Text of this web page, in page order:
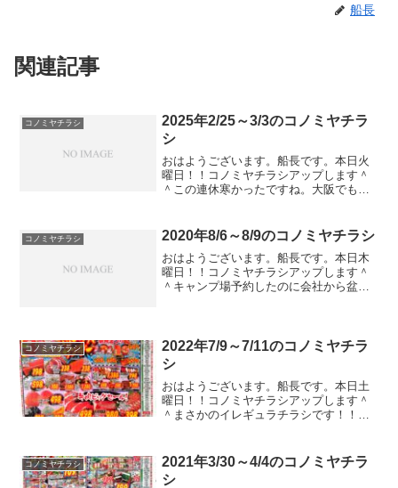
船長
関連記事
コノミヤチラシ
2025年2/25～3/3のコノミヤチラ
シ
おはようございます。船長です。本日火
曜日！！コノミヤチラシアップします＾
＾この連休寒かったですね。大阪でも雪
ずですよね？ガストやバーミヤンのクー
ポンのチラシが入ってたの...
コノミヤチラシ 2020年8/6～8/9のコノミヤチラシ
おはようございます。船長です。本日木
曜日！！コノミヤチラシアップします＾
＾キャンプ場予約したのに会社から盆休
し、残業代がかさんで売り...
コノミヤチラシ
2022年7/9～7/11のコノミヤチラ
シ
おはようございます。船長です。本日土
曜日！！コノミヤチラシアップします＾
＾まさかのイレギュラチラシです！！と
明なんでどうも嘘くさいですし。暗殺な
ど到底許されるものではな...
コノミヤチラシ
2021年3/30～4/4のコノミヤチラ
シ